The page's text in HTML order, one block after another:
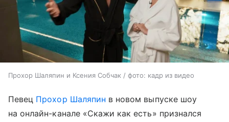
Прохор Шаляпин и Ксения Собчак / фото: кадр из видео
Певец Прохор Шаляпин в новом выпуске шоу
на онлайн-канале «Скажи как есть» признался